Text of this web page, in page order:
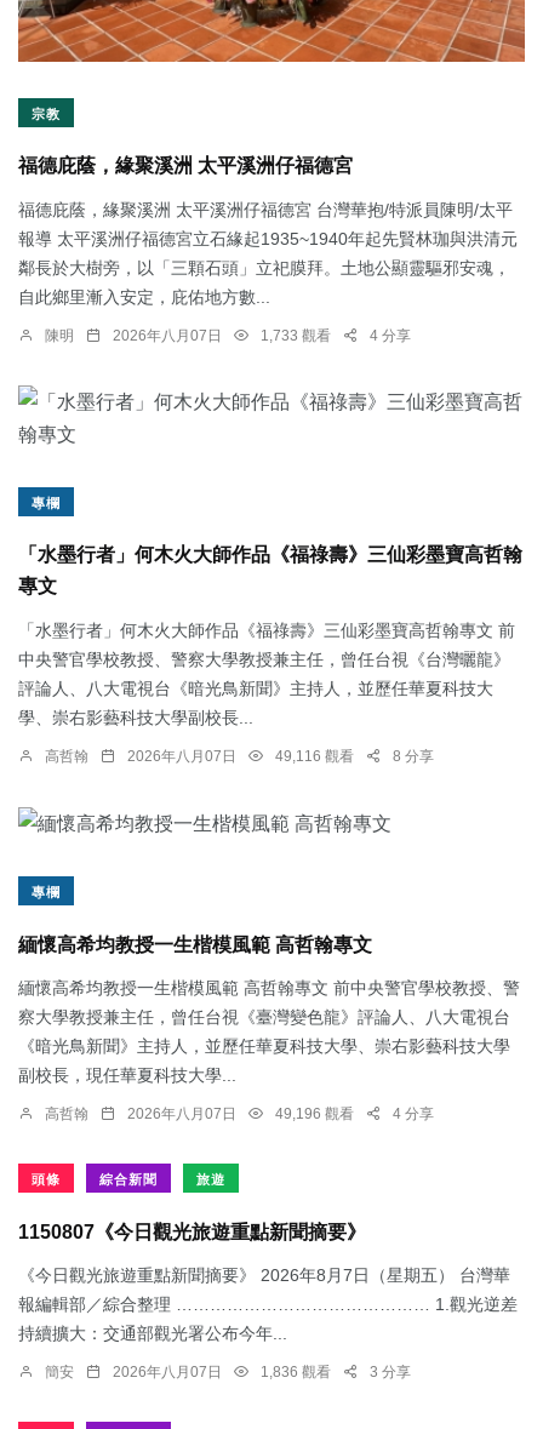
宗教
福德庇蔭，緣聚溪洲 太平溪洲仔福德宮
福德庇蔭，緣聚溪洲 太平溪洲仔福德宮 台灣華抱/特派員陳明/太平
報導 太平溪洲仔福德宮立石緣起1935~1940年起先賢林珈與洪清元
鄰長於大樹旁，以「三顆石頭」立祀膜拜。土地公顯靈驅邪安魂，
自此鄉里漸入安定，庇佑地方數...
陳明 2026年八月07日 1,733 觀看 4 分享
專欄
「水墨行者」何木火大師作品《福祿壽》三仙彩墨寶高哲翰
專文
「水墨行者」何木火大師作品《福祿壽》三仙彩墨寶高哲翰專文 前
中央警官學校教授、警察大學教授兼主任，曾任台視《台灣曬龍》
評論人、八大電視台《暗光鳥新聞》主持人，並歷任華夏科技大
學、崇右影藝科技大學副校長...
高哲翰 2026年八月07日 49,116 觀看 8 分享
專欄
緬懷高希均教授一生楷模風範 高哲翰專文
緬懷高希均教授一生楷模風範 高哲翰專文 前中央警官學校教授、警
察大學教授兼主任，曾任台視《臺灣變色龍》評論人、八大電視台
《暗光鳥新聞》主持人，並歷任華夏科技大學、崇右影藝科技大學
副校長，現任華夏科技大學...
高哲翰 2026年八月07日 49,196 觀看 4 分享
頭條 綜合新聞 旅遊
1150807《今日觀光旅遊重點新聞摘要》
《今日觀光旅遊重點新聞摘要》 2026年8月7日（星期五） 台灣華
報編輯部／綜合整理 ……………………………………… 1.觀光逆差
持續擴大：交通部觀光署公布今年...
簡安 2026年八月07日 1,836 觀看 3 分享